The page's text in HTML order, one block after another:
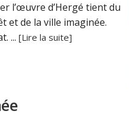
l’œuvre d’Hergé tient du
et de la ville imaginée.
... [Lire la suite]